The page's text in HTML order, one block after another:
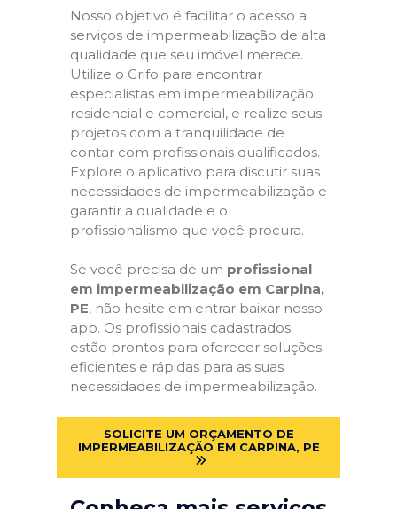
Nosso objetivo é facilitar o acesso a
serviços de impermeabilização de alta
qualidade que seu imóvel merece.
Utilize o Grifo para encontrar
especialistas em impermeabilização
residencial e comercial, e realize seus
projetos com a tranquilidade de
contar com profissionais qualificados.
Explore o aplicativo para discutir suas
necessidades de impermeabilização e
garantir a qualidade e o
profissionalismo que você procura.
Se você precisa de um profissional
em impermeabilização em Carpina,
PE, não hesite em entrar baixar nosso
app. Os profissionais cadastrados
estão prontos para oferecer soluções
eficientes e rápidas para as suas
necessidades de impermeabilização.
SOLICITE UM ORÇAMENTO DE
IMPERMEABILIZAÇÃO EM CARPINA, PE